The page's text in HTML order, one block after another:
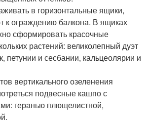
в горизонтальные ящики,
к ограждению балкона. В ящиках
сформировать красочные
растений: великолепный дуэт
петунии и сесбании, кальцеолярии и
вертикального озеленения
подвесные кашпо с
геранью плющелистной,